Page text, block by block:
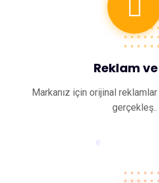
Reklam ve
Markanız için orijinal
gerçekleş..